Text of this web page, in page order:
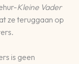
Kleine Vader
ze teruggaan op
is geen